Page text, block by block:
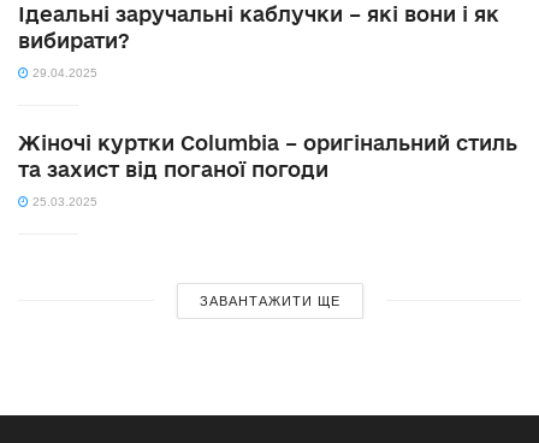
Ідеальні заручальні каблучки – які вони і як
вибирати?
29.04.2025
Жіночі куртки Columbia – оригінальний стиль
та захист від поганої погоди
25.03.2025
ЗАВАНТАЖИТИ ЩЕ